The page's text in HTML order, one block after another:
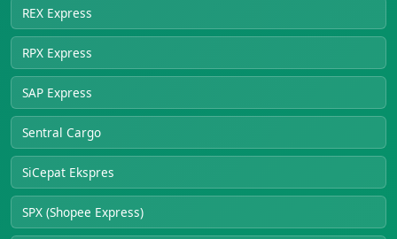
REX Express
RPX Express
SAP Express
Sentral Cargo
SiCepat Ekspres
SPX (Shopee Express)